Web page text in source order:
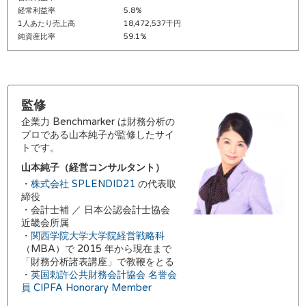
経常利益率
5.8%
1人あたり売上高
18,472,537千円
純資産比率
59.1%
監修
企業力 Benchmarker は財務分析の
プロである山本純子が監修したサイ
トです。
山本純子（経営コンサルタント）
・ 株式会社 SPLENDID21 の代表取
締役
・会計士補 ／ 日本公認会計士協会
近畿会所属
・ 関西学院大学大学院経営戦略科
（MBA）で 2015 年から現在まで
「財務分析諸表講座」で教鞭をとる
・ 英国勅許公共財務会計協会 名誉会
員 CIPFA Honorary Member